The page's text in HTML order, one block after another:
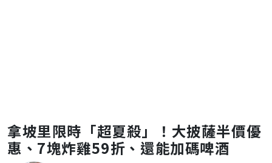
拿坡里限時「超夏殺」！大披薩半價優
惠、7塊炸雞59折、還能加碼啤酒